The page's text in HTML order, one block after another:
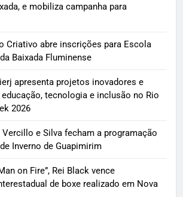
e mobiliza campanha para
Criativo abre inscrições para Escola
Baixada Fluminense
apresenta projetos inovadores e
tecnologia e inclusão no Rio
2026
e Silva fecham a programação
Inverno de Guapimirim
on Fire”, Rei Black vence
de boxe realizado em Nova